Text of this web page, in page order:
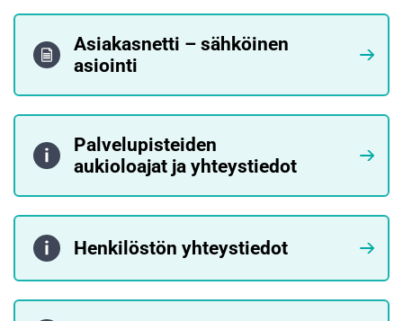
Asiakasnetti – sähköinen
asiointi
Palvelupisteiden
aukioloajat ja yhteystiedot
Henkilöstön yhteystiedot